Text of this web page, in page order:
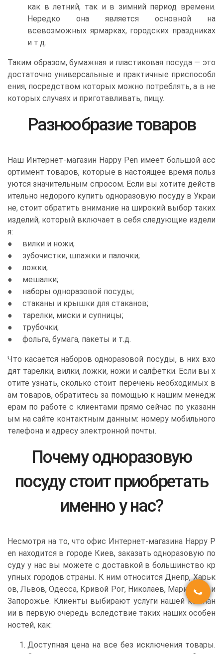
как в летний, так и в зимний период времени.
Нередко она является основной на
всевозможных ярмарках, городских праздниках
и т.д.
Таким образом, бумажная и пластиковая посуда — это
достаточно универсальные и практичные приспособл
ения, посредством которых можно потреблять, а в не
которых случаях и приготавливать, пищу.
Разнообразие товаров
Наш Интернет-магазин Happy Pen имеет большой асс
ортимент товаров, которые в настоящее время польз
уются значительным спросом. Если вы хотите действ
ительно недорого купить одноразовую посуду в Украи
не, стоит обратить внимание на широкий выбор таких
изделий, который включает в себя следующие издели
я:
● вилки и ножи;
● зубочистки, шпажки и палочки;
● ложки;
● мешалки;
● наборы одноразовой посуды;
● стаканы и крышки для стаканов;
● тарелки, миски и супницы;
● трубочки;
● фольга, бумага, пакеты и т.д.
Что касается наборов одноразовой посуды, в них вхо
дят тарелки, вилки, ложки, ножи и салфетки. Если вы х
отите узнать, сколько стоит перечень необходимых в
ам товаров, обратитесь за помощью к нашим менедж
ерам по работе с клиентами прямо сейчас по указанн
ым на сайте контактным данным: номеру мобильного
телефона и адресу электронной почты.
Почему одноразовую
посуду стоит приобретать
именно у нас?
Несмотря на то, что офис Интернет-магазина Happy P
en находится в городе Киев, заказать одноразовую по
суду у нас вы можете с доставкой в большинство кр
упных городов страны. К ним относится Днепр, Харьк
ов, Львов, Одесса, Кривой Рог, Николаев, Мариуполь и
Запорожье. Клиенты выбирают услуги нашей компан
ии в первую очередь вследствие таких наших особен
ностей, как:
Доступная цена на все без исключения товары.